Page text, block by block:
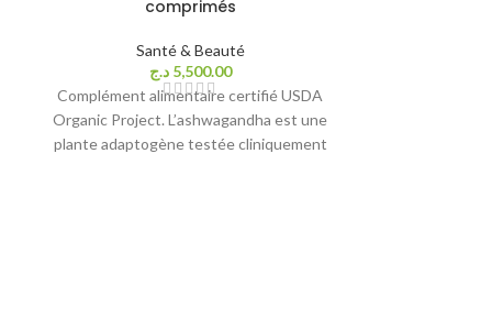
comprimés
Santé & Beauté
5,500.00 د.ج
Complément alimentaire certifié USDA
Organic Project. L’ashwagandha est une
plante adaptogène testée cliniquement